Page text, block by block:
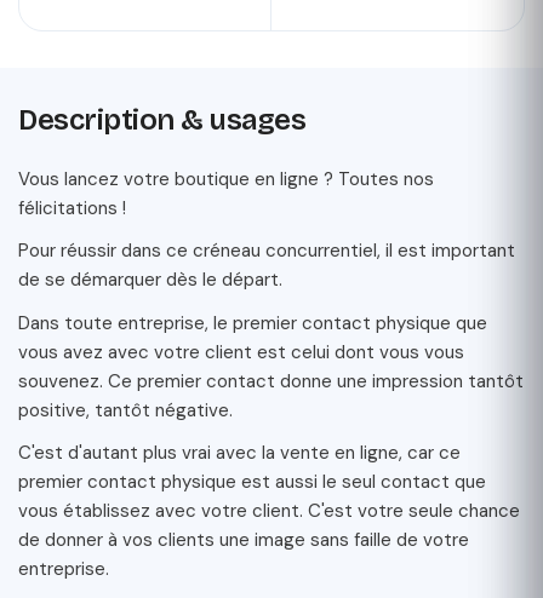
Description & usages
Vous lancez votre boutique en ligne ? Toutes nos
félicitations !
Pour réussir dans ce créneau concurrentiel, il est important
de se démarquer dès le départ.
Dans toute entreprise, le premier contact physique que
vous avez avec votre client est celui dont vous vous
souvenez. Ce premier contact donne une impression tantôt
positive, tantôt négative.
C'est d'autant plus vrai avec la vente en ligne, car ce
premier contact physique est aussi le seul contact que
vous établissez avec votre client. C'est votre seule chance
de donner à vos clients une image sans faille de votre
entreprise.